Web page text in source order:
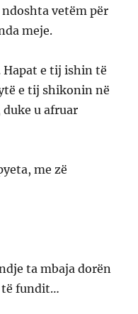
vetëm për
meje.
Hapat e tij ishin të
e tij shikonin në
duke u afruar
me zë
ta mbaja dorën
të fundit…